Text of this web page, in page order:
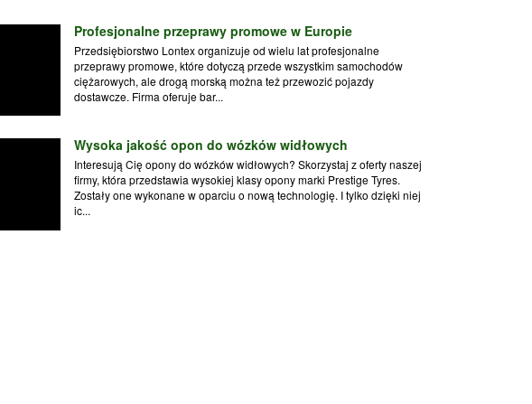
Profesjonalne przeprawy promowe w Europie
Przedsiębiorstwo Lontex organizuje od wielu lat profesjonalne
przeprawy promowe, które dotyczą przede wszystkim samochodów
ciężarowych, ale drogą morską można też przewozić pojazdy
dostawcze. Firma oferuje bar...
Wysoka jakość opon do wózków widłowych
Interesują Cię opony do wózków widłowych? Skorzystaj z oferty naszej
firmy, która przedstawia wysokiej klasy opony marki Prestige Tyres.
Zostały one wykonane w oparciu o nową technologię. I tylko dzięki niej
ic...